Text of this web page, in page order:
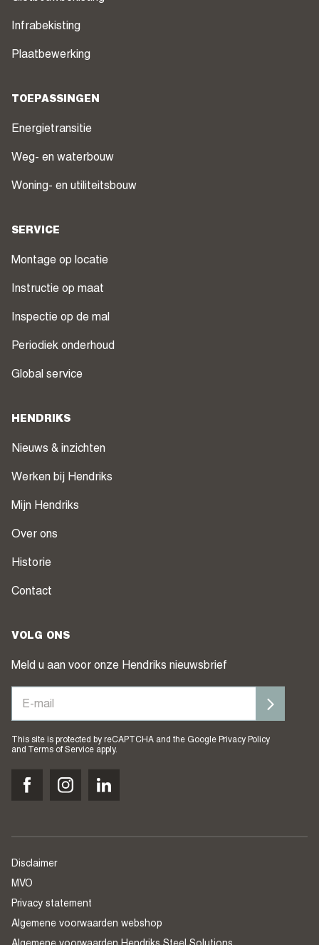
Infrabekisting
Plaatbewerking
TOEPASSINGEN
Energietransitie
Weg- en waterbouw
Woning- en utiliteitsbouw
SERVICE
Montage op locatie
Instructie op maat
Inspectie op de mal
Periodiek onderhoud
Global service
HENDRIKS
Nieuws & inzichten
Werken bij Hendriks
Mijn Hendriks
Over ons
Historie
Contact
VOLG ONS
Meld u aan voor onze Hendriks nieuwsbrief
This site is protected by reCAPTCHA and the Google Privacy Policy
and
Terms of Service apply.
Disclaimer
MVO
Privacy statement
Algemene voorwaarden webshop